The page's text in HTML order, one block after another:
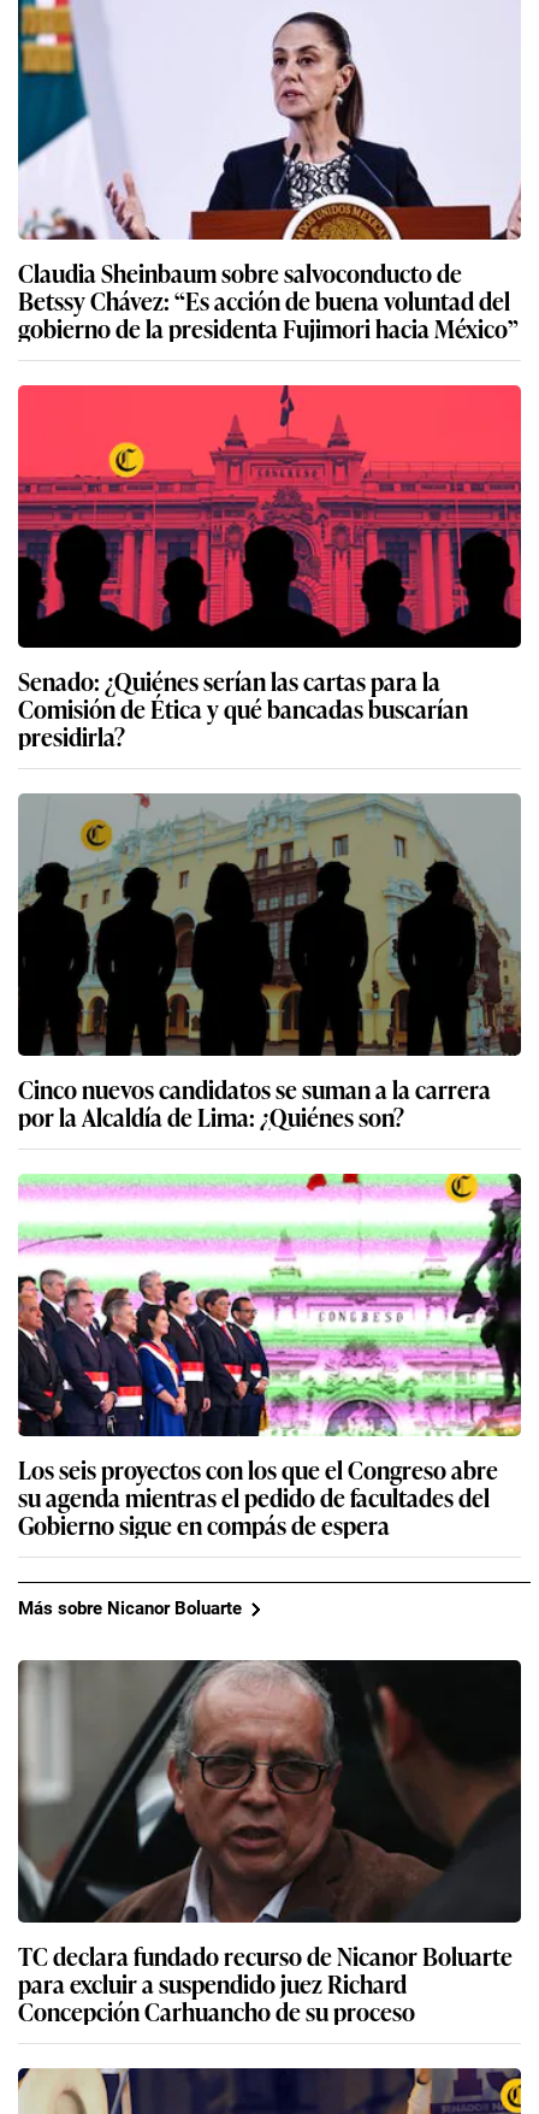
Claudia Sheinbaum sobre salvoconducto de
Betssy Chávez: “Es acción de buena voluntad del
gobierno de la presidenta Fujimori hacia México”
Senado: ¿Quiénes serían las cartas para la
Comisión de Ética y qué bancadas buscarían
presidirla?
Cinco nuevos candidatos se suman a la carrera
por la Alcaldía de Lima: ¿Quiénes son?
Los seis proyectos con los que el Congreso abre
su agenda mientras el pedido de facultades del
Gobierno sigue en compás de espera
Más sobre Nicanor Boluarte
TC declara fundado recurso de Nicanor Boluarte
para excluir a suspendido juez Richard
Concepción Carhuancho de su proceso